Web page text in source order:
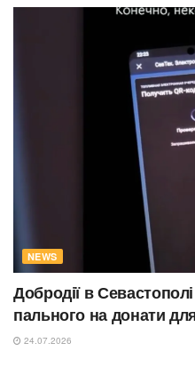
NEWS
Добродії в
пального на донати
24.07.2026